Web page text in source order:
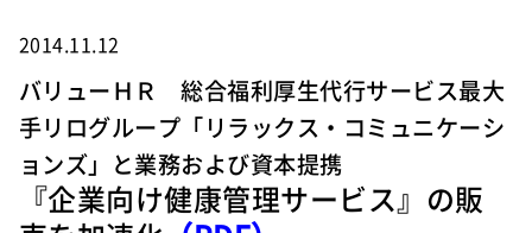
2014.11.12
バリューＨＲ 総合福利厚生代行サービス最大
手リログループ「リラックス・コミュニケーシ
ョンズ」と業務および資本提携
『企業向け健康管理サービス』の販